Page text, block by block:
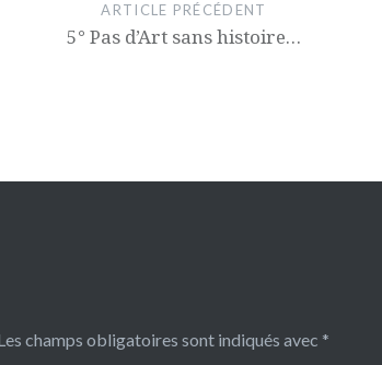
ARTICLE PRÉCÉDENT
5° Pas d’Art sans histoire…
champs obligatoires sont indiqués avec *